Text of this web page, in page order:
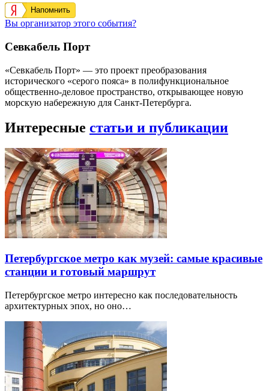
Напомнить
Вы организатор этого события?
Севкабель Порт
«Севкабель Порт» — это проект преобразования
исторического «серого пояса» в полифункциональное
общественно-деловое пространство, открывающее новую
морскую набережную для Санкт-Петербурга.
Интересные статьи и публикации
Петербургское метро как музей: самые красивые
станции и готовый маршрут
Петербургское метро интересно как последовательность
архитектурных эпох, но оно…